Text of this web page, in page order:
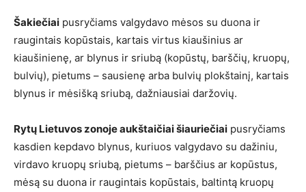
Šakiečiai pusryčiams valgydavo mėsos su duona ir
raugintais kopūstais, kartais virtus kiaušinius ar
kiaušinienę, ar blynus ir sriubą (kopūstų, barščių, kruopų,
bulvių), pietums – sausienę arba bulvių plokštainį, kartais
blynus ir mėsišką sriubą, dažniausiai daržovių.
Rytų Lietuvos zonoje aukštaičiai šiauriečiai pusryčiams
kasdien kepdavo blynus, kuriuos valgydavo su dažiniu,
virdavo kruopų sriubą, pietums – barščius ar kopūstus,
mėsą su duona ir raugintais kopūstais, baltintą kruopų